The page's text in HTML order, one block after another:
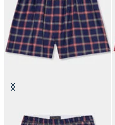
Karomuster